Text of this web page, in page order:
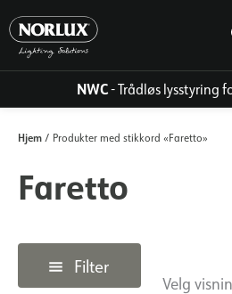
rett
innholdet
NWC- Trådløs lysstyring
Hjem / Produkter med stikkord «Faretto»
Faretto
Filter
Velg